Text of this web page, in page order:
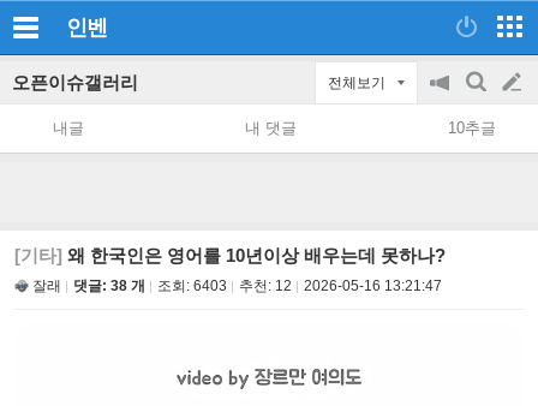
인벤
오픈이슈갤러리 전체보기
공
지
on/off
검
색
글
쓰
내글 내 댓글 10추글
[기타] 왜 한국인은 영어를 10년이상 배우는데 못하나?
잘래 댓글: 38 개 조회: 6403 추천: 12 2026-05-16 13:21:47